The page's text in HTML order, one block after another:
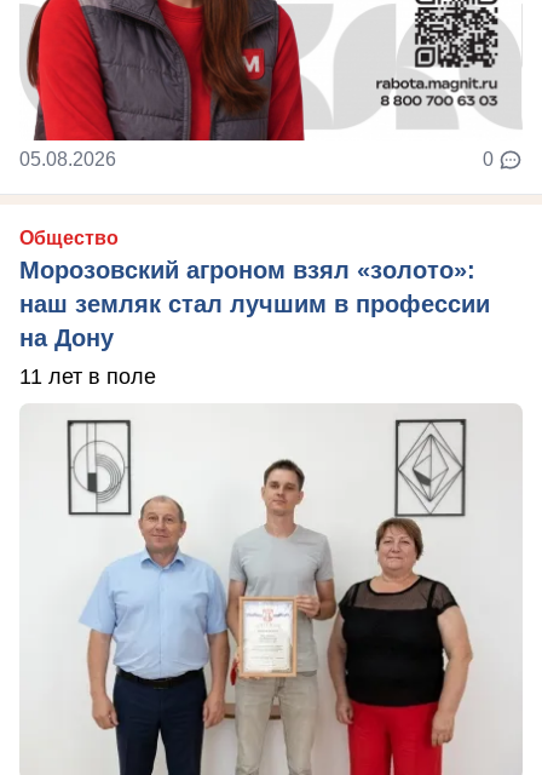
05.08.2026 0
Общество
Морозовский агроном взял «золото»:
наш земляк стал лучшим в профессии
на Дону
11 лет в поле